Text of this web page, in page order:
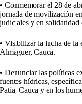
• Conmemorar el 28 de
jornada de movilización
judiciales y en solidaridad
• Visibilizar la lucha de la
Almaguer, Cauca.
• Denunciar las políticas
fuentes hídricas,
Patía, Cauca y en los